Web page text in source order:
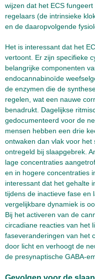
wijzen dat het ECS
regelaars (de intrinsieke
en de daaropvolgende
Het is interessant dat het
vertoont. Er zijn specifieke
belangrijke componenten
endocannabinoïde
de enzymen die de
regelen, wat een nauwe
benadrukt. Dagelijkse
gedocumenteerd voor de
mensen hebben een drie
ontwaken dan vlak voor
ontregeld bij slaapgebrek.
lage concentraties
en in hogere concentraties
interessant dat het gehalte
tijdens de inactieve fase en
vergelijkbare dynamiek is
Bij het activeren van de
circadiane reacties van het
faseveranderingen van het
door licht en verhoogt de
de presynaptische GABA-